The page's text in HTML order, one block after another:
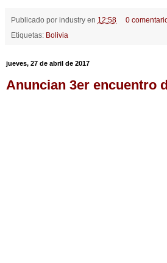
Publicado por industry en 12:58
0
Etiquetas: Bolivia
jueves, 27 de abril de 2017
Anuncian 3er encuentro